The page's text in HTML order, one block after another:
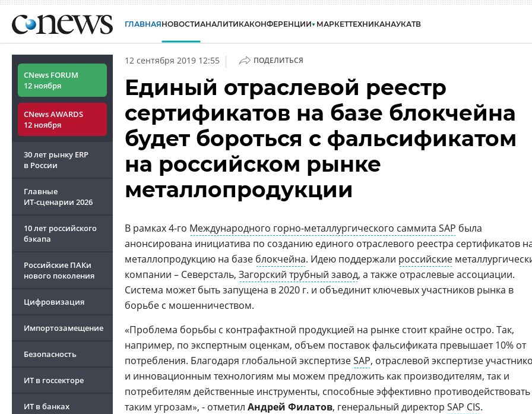
ГЛАВНАЯНОВОСТИАНАЛИТИКАКОНФЕРЕНЦИИ МАРКЕТТЕХНИКАНАУКАТВ
CNews FORUM
12 ноября
CNews AWARDS
12 ноября
30 лет рынку ERP
в России
Главные
ИТ-сценарии 2026
10 лет российского
бэкапа
Российские ПАКи
нового поколения
Цифровизация
Импортозамещение
Безопасность
ИТ в госсекторе
ИТ в банках
12 сентября 2019 12:55 | ПОДЕЛИТЬСЯ
Единый отраслевой реестр
сертификатов на базе блокчейна
будет бороться с фальсификатом
на российском рынке
металлопродукции
В рамках 4-го Международного горно-металлургического саммита SAP была
анонсирована инициатива по созданию единого отраслевого реестра сертификатов
металлопродукцию на базе блокчейна. Идею поддержали российские
компании – Северсталь, Загорский трубный завод, а также отраслевые ассоциации.
Система может быть запущена в 2020 г. и объединит ключевых участников рынка в
борьбе с мошенничеством.
«Проблема борьбы с контрафактной продукцией на рынке стоит крайне остро. Так,
например, по экспертным оценкам, объем поставок фальсификата превышает 10% от
потребления. Благодаря глобальной экспертизеSAP, отраслевой экспертизе
и инновационным технологиям мы можем предложить как производителям, так и
потребителям действенные инструменты, способные эффективно противодействовать
таким угрозам», - отметил Андрей Филатов, генеральный директор SAP CIS.